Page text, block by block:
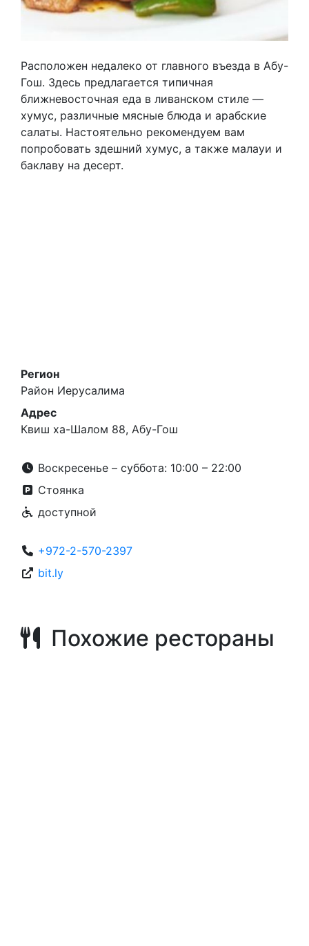
Расположен недалеко от главного въезда в Абу-
Гош. Здесь предлагается типичная
ближневосточная еда в ливанском стиле —
хумус, различные мясные блюда и арабские
салаты. Настоятельно рекомендуем вам
попробовать здешний хумус, а также малауи и
баклаву на десерт.
Регион
Район Иерусалима
Адрес
Квиш ха-Шалом 88, Абу-Гош
Воскресенье – суббота: 10:00 – 22:00
Стоянка
доступной
+972-2-570-2397
bit.ly
Похожие рестораны